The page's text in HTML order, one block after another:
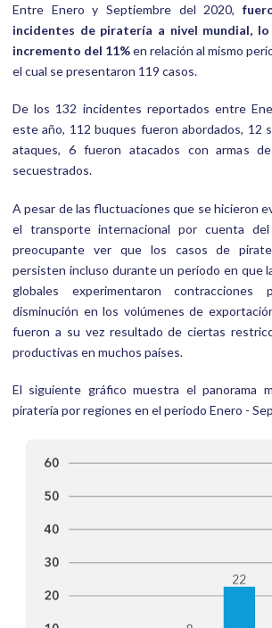
Entre Enero y Septiembre del 2020,
incidentes de piratería a nivel mundial, lo
incremento del 11%en relación al mismo
el cual se presentaron 119 casos.
De los 132 incidentes reportados entre
este año, 112 buques fueron abordados, 12
ataques, 6 fueron atacados con armas
secuestrados.
A pesar de las fluctuaciones que se hicieron
el transporte internacional por cuenta
preocupante ver que los casos de
persisten incluso durante un período en que
globales experimentaron
disminución en los volúmenes de
fueron a su vez resultado de ciertas
productivas en muchos países.
El siguiente gráfico muestra el panorama
piratería por regiones en el periodo Enero -